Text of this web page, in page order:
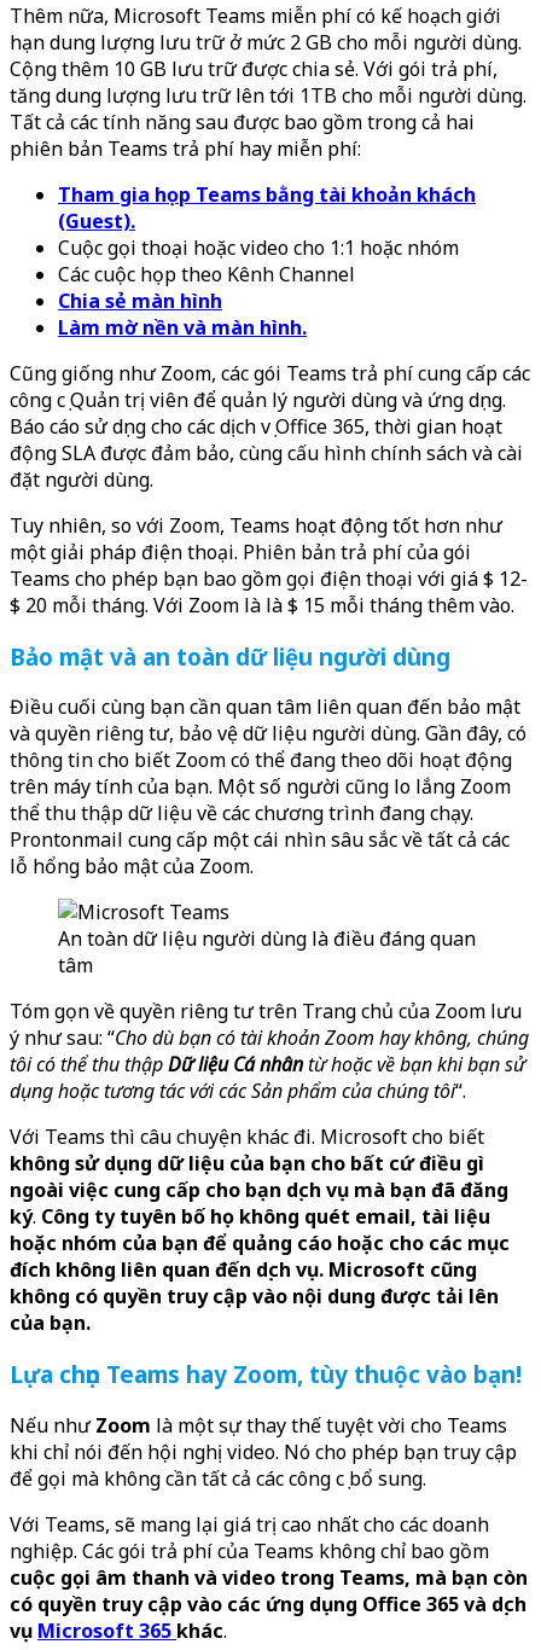
Thêm nữa, Microsoft Teams miễn phí có kế hoạch giới
hạn dung lượng lưu trữ ở mức 2 GB cho mỗi người dùng.
Cộng thêm 10 GB lưu trữ được chia sẻ. Với gói trả phí,
tăng dung lượng lưu trữ lên tới 1TB cho mỗi người dùng.
Tất cả các tính năng sau được bao gồm trong cả hai
phiên bản Teams trả phí hay miễn phí:
Tham gia họp Teams bằng tài khoản khách
(Guest).
Cuộc gọi thoại hoặc video cho 1:1 hoặc nhóm
Các cuộc họp theo Kênh Channel
Chia sẻ màn hình
Làm mờ nền và màn hình.
Cũng giống như Zoom, các gói Teams trả phí cung cấp các
công cụ Quản trị viên để quản lý người dùng và ứng dụng.
Báo cáo sử dụng cho các dịch vụ Office 365, thời gian hoạt
động SLA được đảm bảo, cùng cấu hình chính sách và cài
đặt người dùng.
Tuy nhiên, so với Zoom, Teams hoạt động tốt hơn như
một giải pháp điện thoại. Phiên bản trả phí của gói
Teams cho phép bạn bao gồm gọi điện thoại với giá $ 12-
$ 20 mỗi tháng. Với Zoom là là $ 15 mỗi tháng thêm vào.
Bảo mật và an toàn dữ liệu người dùng
Điều cuối cùng bạn cần quan tâm liên quan đến bảo mật
và quyền riêng tư, bảo vệ dữ liệu người dùng. Gần đây, có
thông tin cho biết Zoom có ​​thể đang theo dõi hoạt động
trên máy tính của bạn. Một số người cũng lo lắng Zoom
thể thu thập dữ liệu về các chương trình đang chạy.
Prontonmail cung cấp một cái nhìn sâu sắc về tất cả các
lỗ hổng bảo mật của Zoom.
An toàn dữ liệu người dùng là điều đáng quan
tâm
Tóm gọn về quyền riêng tư trên Trang chủ của Zoom lưu
ý như sau: “Cho dù bạn có tài khoản Zoom hay không, chúng
tôi có thể thu thậpDữ liệu Cá nhântừ hoặc về bạn khi bạn sử
dụng hoặc tương tác với các Sản phẩm của chúng tôi“.
Với Teams thì câu chuyện khác đi. Microsoft cho biết
không sử dụng dữ liệu của bạn cho bất cứ điều gì
ngoài việc cung cấp cho bạn dịch vụ mà bạn đã đăng
ký. Công ty tuyên bố họ không quét email, tài liệu
hoặc nhóm của bạn để quảng cáo hoặc cho các mục
đích không liên quan đến dịch vụ. Microsoft cũng
không có quyền truy cập vào nội dung được tải lên
của bạn.
Lựa chọn Teams hay Zoom, tùy thuộc vào bạn!
Nếu nhưZoom là một sự thay thế tuyệt vời cho Teams
khi chỉ nói đến hội nghị video. Nó cho phép bạn truy cập
để gọi mà không cần tất cả các công cụ bổ sung.
Với Teams, sẽ mang lại giá trị cao nhất cho các doanh
nghiệp. Các gói trả phí của Teams không chỉ bao gồm
cuộc gọi âm thanh và video trong Teams, mà bạn còn
có quyền truy cập vào các ứng dụng Office 365 và dịch
vụ Microsoft 365 khác.